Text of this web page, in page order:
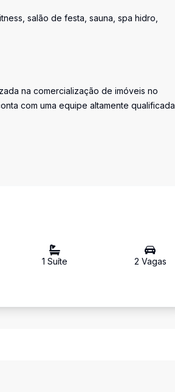
salão de festa, sauna, spa hidro,
na comercialização de imóveis no
com uma equipe altamente qualificada
1 Suíte 2 Vagas